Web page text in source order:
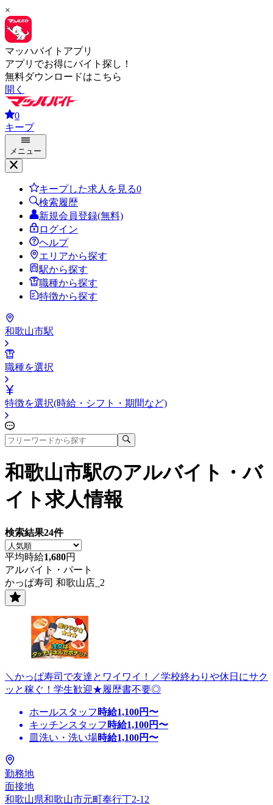
×
マッハバイトアプリ
アプリでお得にバイト探し！
無料ダウンロードはこちら
開く
0
キープ
メニュー
キープした求人を見る0
検索履歴
新規会員登録(無料)
ログイン
ヘルプ
エリアから探す
駅から探す
職種から探す
特徴から探す
和歌山市駅
職種を選択
特徴を選択(時給・シフト・期間など)
和歌山市駅のアルバイト・バ
イト求人情報
検索結果24件
平均時給1,680円
アルバイト・パート
かっぱ寿司 和歌山店_2
＼かっぱ寿司で友達とワイワイ！／学校終わりや休日にサク
ッと稼ぐ！学生歓迎★履歴書不要◎
ホールスタッフ 時給1,100円〜
キッチンスタッフ 時給1,100円〜
皿洗い・洗い場時給1,100円〜
勤務地
面接地
和歌山県和歌山市元町奉行丁2-12